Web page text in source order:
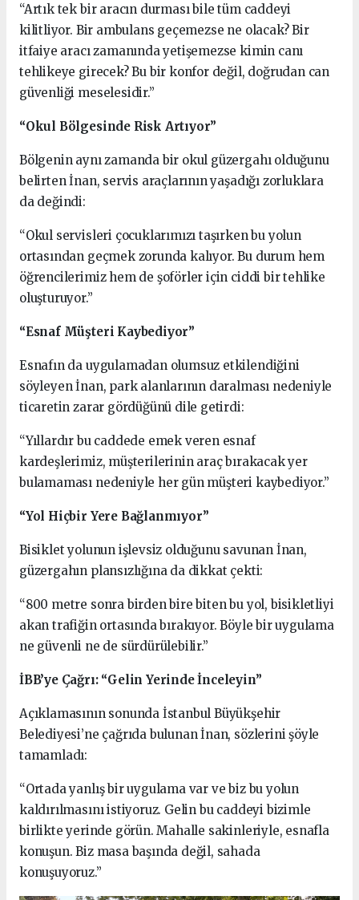
“Artık tek bir aracın durması bile tüm caddeyi
kilitliyor. Bir ambulans geçemezse ne olacak? Bir
itfaiye aracı zamanında yetişemezse kimin canı
tehlikeye girecek? Bu bir konfor değil, doğrudan can
güvenliği meselesidir.”
“Okul Bölgesinde Risk Artıyor”
Bölgenin aynı zamanda bir okul güzergahı olduğunu
belirten İnan, servis araçlarının yaşadığı zorluklara
da değindi:
“Okul servisleri çocuklarımızı taşırken bu yolun
ortasından geçmek zorunda kalıyor. Bu durum hem
öğrencilerimiz hem de şoförler için ciddi bir tehlike
oluşturuyor.”
“Esnaf Müşteri Kaybediyor”
Esnafın da uygulamadan olumsuz etkilendiğini
söyleyen İnan, park alanlarının daralması nedeniyle
ticaretin zarar gördüğünü dile getirdi:
“Yıllardır bu caddede emek veren esnaf
kardeşlerimiz, müşterilerinin araç bırakacak yer
bulamaması nedeniyle her gün müşteri kaybediyor.”
“Yol Hiçbir Yere Bağlanmıyor”
Bisiklet yolunun işlevsiz olduğunu savunan İnan,
güzergahın plansızlığına da dikkat çekti:
“800 metre sonra birden bire biten bu yol, bisikletliyi
akan trafiğin ortasında bırakıyor. Böyle bir uygulama
ne güvenli ne de sürdürülebilir.”
İBB’ye Çağrı: “Gelin Yerinde İnceleyin”
Açıklamasının sonunda İstanbul Büyükşehir
Belediyesi’ne çağrıda bulunan İnan, sözlerini şöyle
tamamladı:
“Ortada yanlış bir uygulama var ve biz bu yolun
kaldırılmasını istiyoruz. Gelin bu caddeyi bizimle
birlikte yerinde görün. Mahalle sakinleriyle, esnafla
konuşun. Biz masa başında değil, sahada
konuşuyoruz.”